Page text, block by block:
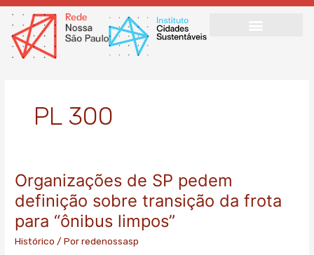
Ir
para
conteúdo
PL 300
Organizações de SP pedem
definição sobre transição da frota
para “ônibus limpos”
Histórico / Porredenossasp
Organizações
de
SP
pedem
definição